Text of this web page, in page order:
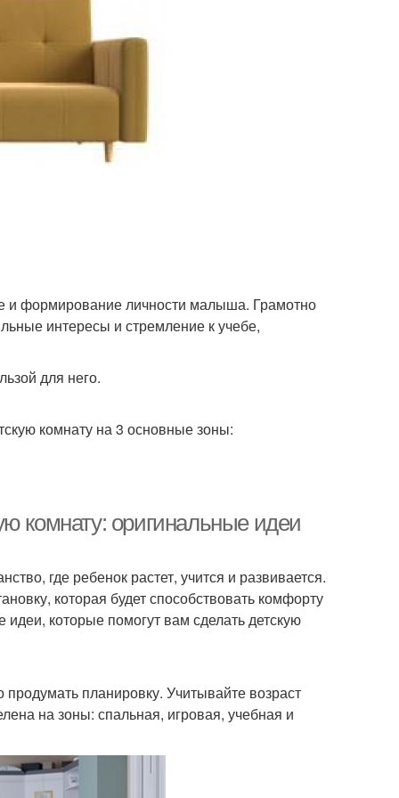
и формирование личности малыша. Грамотно
интересы и стремление к учебе,
для него.
комнату на 3 основные зоны:
комнату: оригинальные идеи
где ребенок растет, учится и развивается.
которая будет способствовать комфорту
которые помогут вам сделать детскую
планировку. Учитывайте возраст
на зоны: спальная, игровая, учебная и